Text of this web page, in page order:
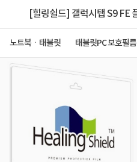
[힐링쉴드] 갤럭시탭 S9 FE 플러스 올레포빅 액정보호
노트북ㆍ태블릿 태블릿PC 보호필름